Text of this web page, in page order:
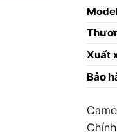
Xuất
Bảo